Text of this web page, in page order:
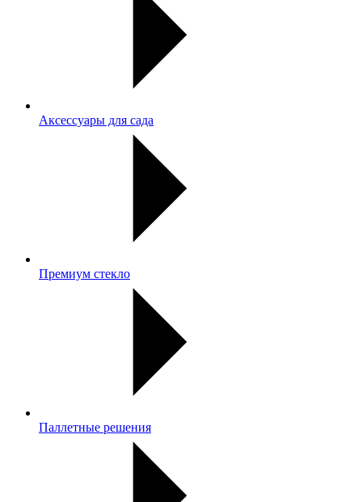
Аксессуары для сада
Премиум стекло
Паллетные решения